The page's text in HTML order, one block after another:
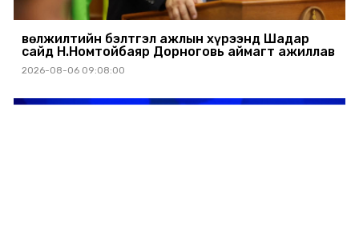
Өвөлжилтийн бэлтгэл ажлын хүрээнд Шадар
сайд Н.Номтойбаяр Дорноговь аймагт ажиллав
2026-08-06 09:08:00